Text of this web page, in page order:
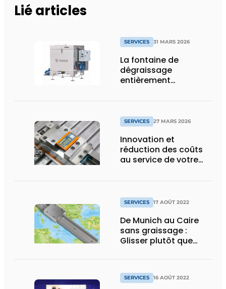
Lié articles
SERVICES 31 MARS 2026
La fontaine de
dégraissage
entièrement
SERVICES 27 MARS 2026
Innovation et
réduction des coûts
au service de votre
SERVICES 17 AOÛT 2022
De Munich au Caire
sans graissage :
Glisser plutôt que
durée de vie
SERVICES 16 AOÛT 2022